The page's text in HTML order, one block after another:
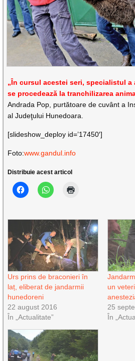
„În cursul acestei seri, specialistul
se procedează la tranchilizarea
Andrada Pop, purtătoare de cuvânt a
al Judeţului Hunedoara.
[slideshow_deploy id=’17450′]
Foto:www.gandul.info
Distribuie acest articol
Urs prins de braconieri în
laț, eliberat de jandarmii
hunedoreni
22 august 2016
În „Actualitate”
un
25
În